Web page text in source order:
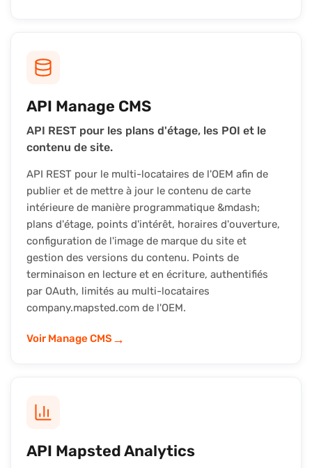
API Manage CMS
API REST pour les plans d'étage, les POI et le
contenu de site.
API REST pour le multi-locataires de l'OEM afin de
publier et de mettre à jour le contenu de carte
intérieure de manière programmatique &mdash;
plans d'étage, points d'intérêt, horaires d'ouverture,
configuration de l'image de marque du site et
gestion des versions du contenu. Points de
terminaison en lecture et en écriture, authentifiés
par OAuth, limités au multi-locataires
company.mapsted.com de l'OEM.
Voir Manage CMS →
API Mapsted Analytics